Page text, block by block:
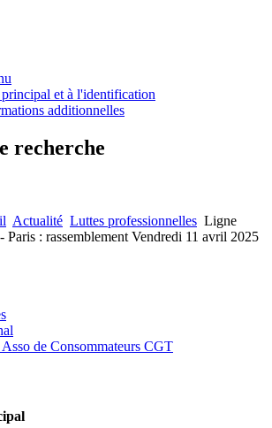
et à l'identification
additionnelles
recherche
Actualité Luttes professionnelles Ligne
: rassemblement Vendredi 11 avril 2025
de Consommateurs CGT